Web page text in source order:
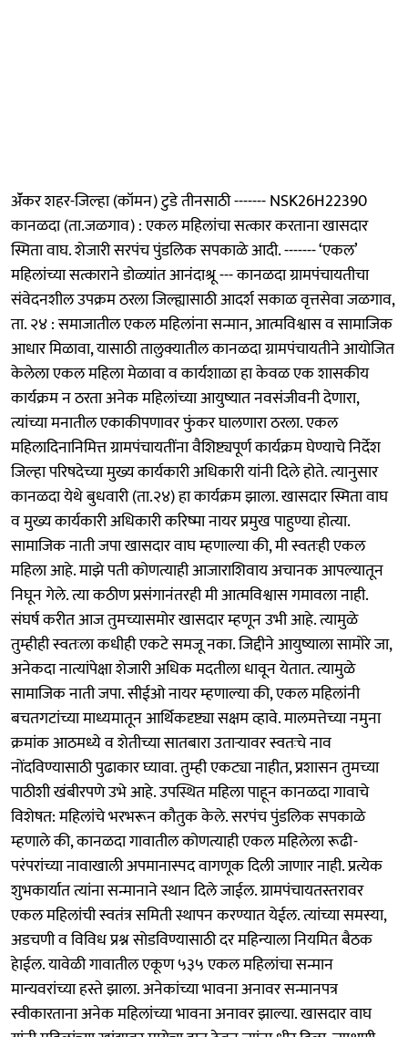
ॲंकर शहर-जिल्हा (कॉमन) टुडे तीनसाठी ------- NSK26H22390
कानळदा (ता.जळगाव) : एकल महिलांचा सत्कार करताना खासदार
स्मिता वाघ. शेजारी सरपंच पुंडलिक सपकाळे आदी. ------- ‘एकल’
महिलांच्या सत्काराने डोळ्यांत आनंदाश्रू --- कानळदा ग्रामपंचायतीचा
संवेदनशील उपक्रम ठरला जिल्ह्यासाठी आदर्श सकाळ वृत्तसेवा जळगाव,
ता. २४ : समाजातील एकल महिलांना सन्मान, आत्मविश्वास व सामाजिक
आधार मिळावा, यासाठी तालुक्यातील कानळदा ग्रामपंचायतीने आयोजित
केलेला एकल महिला मेळावा व कार्यशाळा हा केवळ एक शासकीय
कार्यक्रम न ठरता अनेक महिलांच्या आयुष्यात नवसंजीवनी देणारा,
त्यांच्या मनातील एकाकीपणावर फुंकर घालणारा ठरला. एकल
महिलादिनानिमित्त ग्रामपंचायतींना वैशिष्ट्यपूर्ण कार्यक्रम घेण्याचे निर्देश
जिल्हा परिषदेच्या मुख्य कार्यकारी अधिकारी यांनी दिले होते. त्यानुसार
कानळदा येथे बुधवारी (ता.२४) हा कार्यक्रम झाला. खासदार स्मिता वाघ
व मुख्य कार्यकारी अधिकारी करिष्मा नायर प्रमुख पाहुण्या होत्या.
सामाजिक नाती जपा खासदार वाघ म्हणाल्या की, मी स्वतःही एकल
महिला आहे. माझे पती कोणत्याही आजाराशिवाय अचानक आपल्यातून
निघून गेले. त्या कठीण प्रसंगानंतरही मी आत्मविश्वास गमावला नाही.
संघर्ष करीत आज तुमच्यासमोर खासदार म्हणून उभी आहे. त्यामुळे
तुम्हीही स्वतःला कधीही एकटे समजू नका. जिद्दीने आयुष्याला सामोरे जा,
अनेकदा नात्यांपेक्षा शेजारी अधिक मदतीला धावून येतात. त्यामुळे
सामाजिक नाती जपा. सीईओ नायर म्हणाल्या की, एकल महिलांनी
बचतगटांच्या माध्यमातून आर्थिकदृष्ट्या सक्षम व्हावे. मालमत्तेच्या नमुना
क्रमांक आठमध्ये व शेतीच्या सातबारा उताऱ्यावर स्वतःचे नाव
नोंदविण्यासाठी पुढाकार घ्यावा. तुम्ही एकट्या नाहीत, प्रशासन तुमच्या
पाठीशी खंबीरपणे उभे आहे. उपस्थित महिला पाहून कानळदा गावाचे
विशेषत: महिलांचे भरभरून कौतुक केले. सरपंच पुंडलिक सपकाळे
म्हणाले की, कानळदा गावातील कोणत्याही एकल महिलेला रूढी-
परंपरांच्या नावाखाली अपमानास्पद वागणूक दिली जाणार नाही. प्रत्येक
शुभकार्यात त्यांना सन्मानाने स्थान दिले जाईल. ग्रामपंचायतस्तरावर
एकल महिलांची स्वतंत्र समिती स्थापन करण्यात येईल. त्यांच्या समस्या,
अडचणी व विविध प्रश्न सोडविण्यासाठी दर महिन्याला नियमित बैठक
हेाईल. यावेळी गावातील एकूण ५३५ एकल महिलांचा सन्मान
मान्यवरांच्या हस्ते झाला. अनेकांच्या भावना अनावर सन्मानपत्र
स्वीकारताना अनेक महिलांच्या भावना अनावर झाल्या. खासदार वाघ